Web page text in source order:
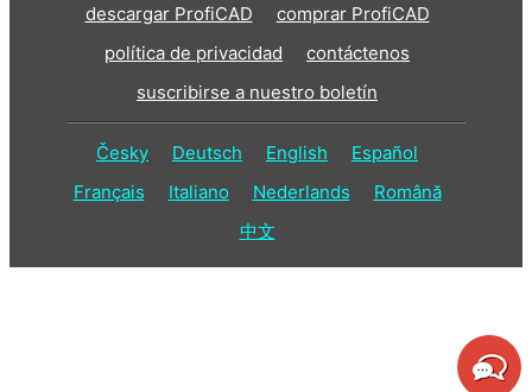
descargar ProfiCAD
comprar ProfiCAD
política de privacidad
contáctenos
suscribirse a nuestro boletín
Česky Deutsch English
Español
Français
Italiano Nederlands
Română
中文